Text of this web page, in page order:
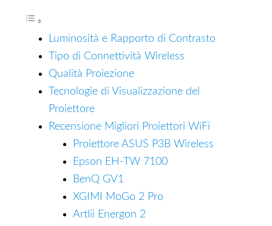
Luminosità e Rapporto di Contrasto
Tipo di Connettività Wireless
Qualità Proiezione
Tecnologie di Visualizzazione del
Proiettore
Recensione Migliori Proiettori WiFi
Proiettore ASUS P3B Wireless
Epson EH-TW 7100
BenQ GV1
XGIMI MoGo 2 Pro
Artlii Energon 2